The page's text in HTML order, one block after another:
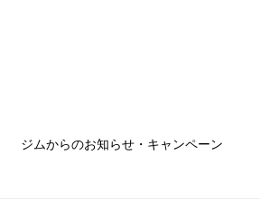
ジムからのお知らせ・キャンペーン